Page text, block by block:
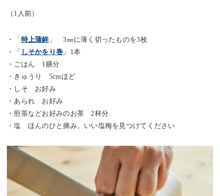
（1人前）
・「 特上蒲鉾 」 3㎜に薄く切ったものを3枚
・「 しそかをり巻 」1本
・ごはん 1膳分
・きゅうり 5cmほど
・しそ お好み
・あられ お好み
・煎茶などお好みのお茶 2杯分
・塩 ほんのひと摘み。いい塩梅を見つけてください